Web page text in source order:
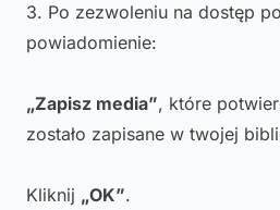
3. Po zezwoleniu na dostęp
powiadomienie:
„Zapisz media”, które
zostało zapisane w twojej
Kliknij „OK”.